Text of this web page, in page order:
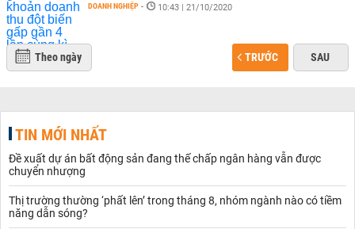
DOANH NGHIỆP - 10:43 | 21/10/2020
Theo ngày TRƯỚC SAU
TIN MỚI NHẤT
Đề xuất dự án bất động sản đang thế chấp ngân hàng vẫn được
chuyển nhượng
Thị trường thường ‘phất lên’ trong tháng 8, nhóm ngành nào có tiềm
năng dẫn sóng?